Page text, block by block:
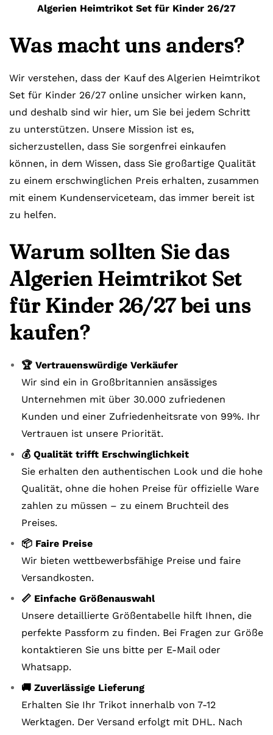
Algerien Heimtrikot Set für Kinder 26/27
Was macht uns anders?
Wir verstehen, dass der Kauf des Algerien Heimtrikot
Set für Kinder 26/27 online unsicher wirken kann,
und deshalb sind wir hier, um Sie bei jedem Schritt
zu unterstützen. Unsere Mission ist es,
sicherzustellen, dass Sie sorgenfrei einkaufen
können, in dem Wissen, dass Sie großartige Qualität
zu einem erschwinglichen Preis erhalten, zusammen
mit einem Kundenserviceteam, das immer bereit ist
zu helfen.
Warum sollten Sie das
Algerien Heimtrikot Set
für Kinder 26/27 bei uns
kaufen?
🏆 Vertrauenswürdige Verkäufer
Wir sind ein in Großbritannien ansässiges
Unternehmen mit über 30.000 zufriedenen
Kunden und einer Zufriedenheitsrate von 99%. Ihr
Vertrauen ist unsere Priorität.
💰 Qualität trifft Erschwinglichkeit
Sie erhalten den authentischen Look und die hohe
Qualität, ohne die hohen Preise für offizielle Ware
zahlen zu müssen – zu einem Bruchteil des
Preises.
📦 Faire Preise
Wir bieten wettbewerbsfähige Preise und faire
Versandkosten.
📏 Einfache Größenauswahl
Unsere detaillierte Größentabelle hilft Ihnen, die
perfekte Passform zu finden. Bei Fragen zur Größe
kontaktieren Sie uns bitte per E-Mail oder
Whatsapp.
🚚 Zuverlässige Lieferung
Erhalten Sie Ihr Trikot innerhalb von 7-12
Werktagen. Der Versand erfolgt mit DHL. Nach